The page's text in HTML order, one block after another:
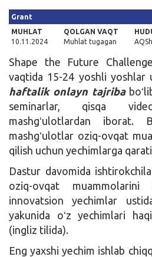
Grant
MUHLAT
10.11.2024
QOLGAN VAQT
Muhlat tugagan
AQSh
Shape the Future
vaqtida 15-24 yoshli yoshlar
haftalik onlayn tajriba
seminarlar, qisqa
mashgʻulotlardan
mashgʻulotlar oziq-ovqat
qilish uchun yechimlarga
Dastur davomida
oziq-ovqat
innovatsion yechimlar
yakunida oʻz yechimlari
(ingliz tilida).
Eng yaxshi yechim ishlab